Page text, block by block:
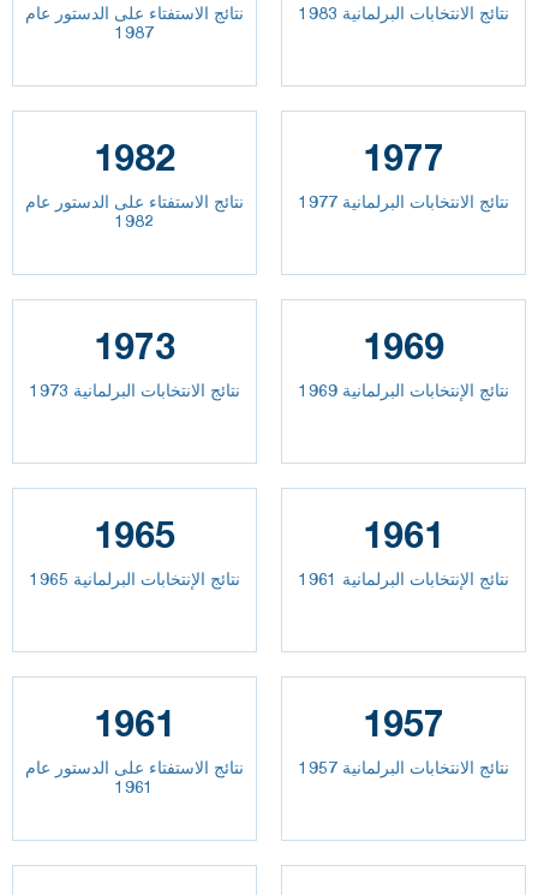
نتائج الاستفتاء على الدستور عام
1987
نتائج الانتخابات البرلمانية 1983
1982
نتائج الاستفتاء على الدستور عام
1982
1977
نتائج الانتخابات البرلمانية 1977
1973
نتائج الانتخابات البرلمانية 1973
1969
نتائج الإنتخابات البرلمانية 1969
1965
نتائج الإنتخابات البرلمانية 1965
1961
نتائج الإنتخابات البرلمانية 1961
1961
نتائج الاستفتاء على الدستور عام
1961
1957
نتائج الانتخابات البرلمانية 1957